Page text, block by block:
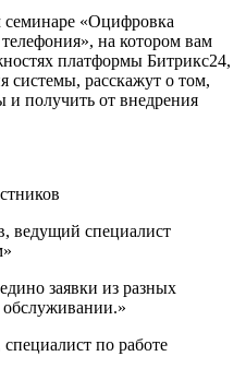
семинаре «Оцифровка
на котором вам
платформы Битрикс24,
системы, расскажут о том,
и получить от внедрения
ведущий специалист
заявки из разных
обслуживании.»
по работе